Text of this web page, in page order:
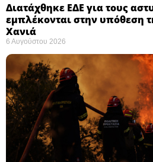
Διατάχθηκε ΕΔΕ για τους
εμπλέκονται στην υπόθεση
Χανιά
6 Αυγούστου 2026